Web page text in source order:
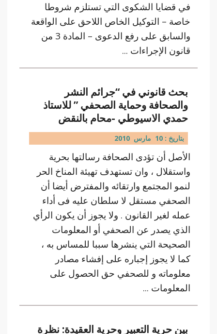
في قضايا الشكوى التي تستلزم شروطا
خاصة – التوكيل الخاص اللاحق على الواقعة
والسابق على رفع الدعوى – المادة 3 من
قانون الإجراءات ...
بحث قانوني في “جرائم النشر
والصحافة وحماية الصحفي ” للاستاذ
حمدي الاسيوطي -محام بالنقض
بتاريخ : 10 مارس 2010
الأصل أن تؤدى الصحافة رسالتها بحرية
واستقلال ، وان تستهدف تهيئة المناخ الحر
لنمو المجتمع وارتقائه والمفترض أيضا أن
الصحفي مستقل لا سلطان عليه فى أداء
عمله لغير القانون . ولا يجوز أن يكون الرأي
الذي يصدر عن الصحفي أو المعلومات
الصحيحة التي ينشرها سببا للمساس به ،
كما لا يجوز إجباره على إفشاء مصادر
معلوماته و للصحفي حق الحصول على
المعلومات ...
بين حرية التعبير وحرية العقيدة: نظرة